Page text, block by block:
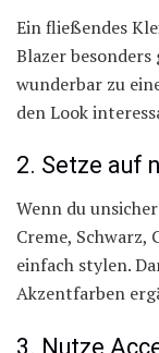
Ein fließendes
Blazer
wunderbar zu
den Look
2. Setze auf
Wenn du
Creme, Schwarz,
einfach stylen.
Akzentfarben
3. Nutze